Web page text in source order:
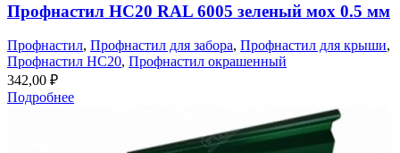
Профнастил НС20 RAL 6005 зеленый мох 0.5 мм
Профнастил, Профнастил для забора, Профнастил для крыши,
Профнастил НС20, Профнастил окрашенный
342,00 ₽
Подробнее